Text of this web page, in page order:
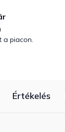
a piacon.
Értékelés